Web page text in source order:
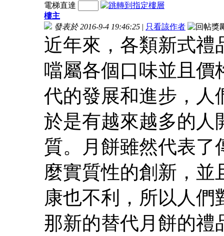
電梯直達
樓主
發表於 2016-9-4 19:46:25 | 只看該作者
近年來，各類新式禮
噹屬各個口味並且價
代的發展和進步，人
於是有越來越多的人
質。月餅雖然代表了
麼實質性的創新，並
康也不利，所以人
那新的替代月餅的禮